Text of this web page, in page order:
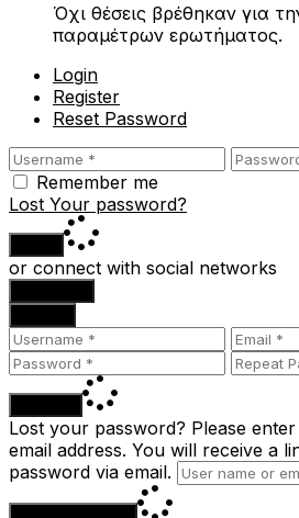
Όχι θέσεις βρέθηκαν για
παραμέτρων ερωτήματος.
Login
Register
Reset Password
Remember me
Lost Your password?
or connect with social networks
Lost your password? Please
email address. You will receive a
password via email.